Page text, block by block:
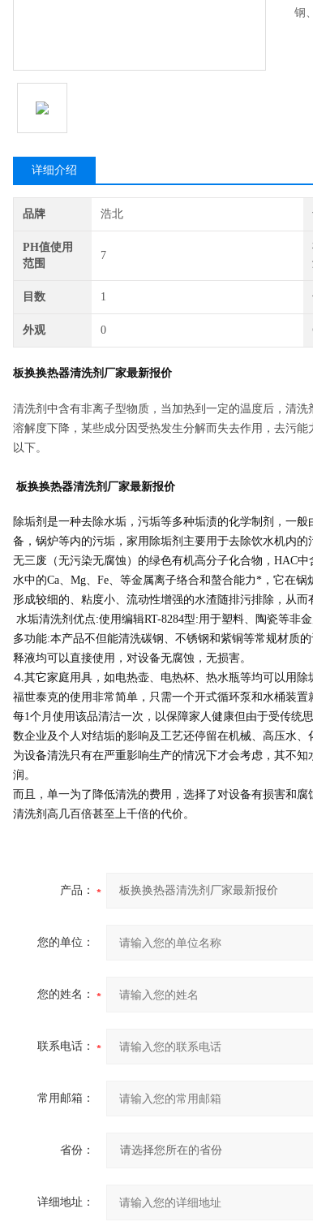
钢
详细介绍
品牌 浩北
PH值使用
范围
7
目数 1
外观 0
板换换热器清洗剂厂家最新报价
清洗剂中含有非离子型物质，当加热到一定的温度后，清
溶解度下降，某些成分因受热发生分解而失去作用，去污
以下。
板换换热器清洗剂厂家最新报价
除垢剂是一种去除水垢，污垢等多种垢渍的化学制剂，一
备，锅炉等内的污垢，家用除垢剂主要用于去除饮水机内
无三废（无污染无腐蚀）的绿色有机高分子化合物，HAC
水中的Ca、Mg、Fe、等金属离子络合和螯合能力*，它在
形成较细的、粘度小、流动性增强的水渣随排污排除，从而
水垢清洗剂优点:使用编辑RT-8284型:用于塑料、陶瓷等非
多功能:本产品不但能清洗碳钢、不锈钢和紫铜等常规材质
释液均可以直接使用，对设备无腐蚀，无损害。
⒋其它家庭用具，如电热壶、电热杯、热水瓶等均可以用
福世泰克的使用非常简单，只需一个开式循环泵和水桶装
每1个月使用该品清洁一次，以保障家人健康但由于受传统
数企业及个人对结垢的影响及工艺还停留在机械、高压水
为设备清洗只有在严重影响生产的情况下才会考虑，其不
润。
而且，单一为了降低清洗的费用，选择了对设备有损害和
清洗剂高几百倍甚至上千倍的代价。
产品：
您的单位：
您的姓名：
联系电话：
常用邮箱：
省份：
详细地址：